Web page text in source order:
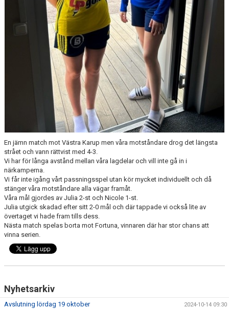
En jämn match mot Västra Karup men våra motståndare drog det längsta
strået och vann rättvist med 4-3.
Vi har för långa avstånd mellan våra lagdelar och vill inte gå in i
närkamperna.
Vi får inte igång vårt passningsspel utan kör mycket individuellt och då
stänger våra motståndare alla vägar framåt.
Våra mål gjordes av Julia 2-st och Nicole 1-st.
Julia utgick skadad efter sitt 2-0 mål och där tappade vi också lite av
övertaget vi hade fram tills dess.
Nästa match spelas borta mot Fortuna, vinnaren där har stor chans att
vinna serien.
Nyhetsarkiv
Avslutning lördag 19 oktober 2024-10-14 09:30